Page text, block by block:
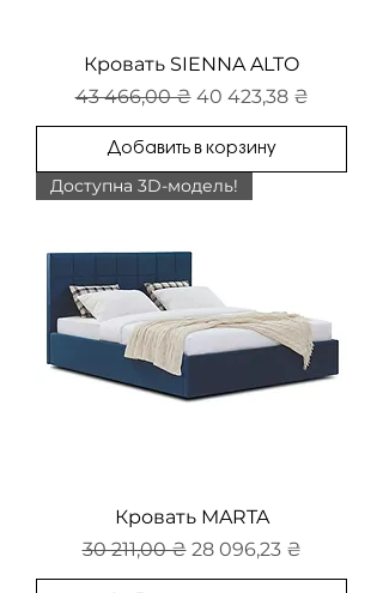
Кровать SIENNA ALTO
Обычная цена
43 466,00 ₴ Цена со скидкой
40 423,38 ₴
Добавить в корзину
Доступна 3D-модель!
Кровать MARTA
Обычная цена
30 211,00 ₴ Цена со скидкой
28 096,23 ₴